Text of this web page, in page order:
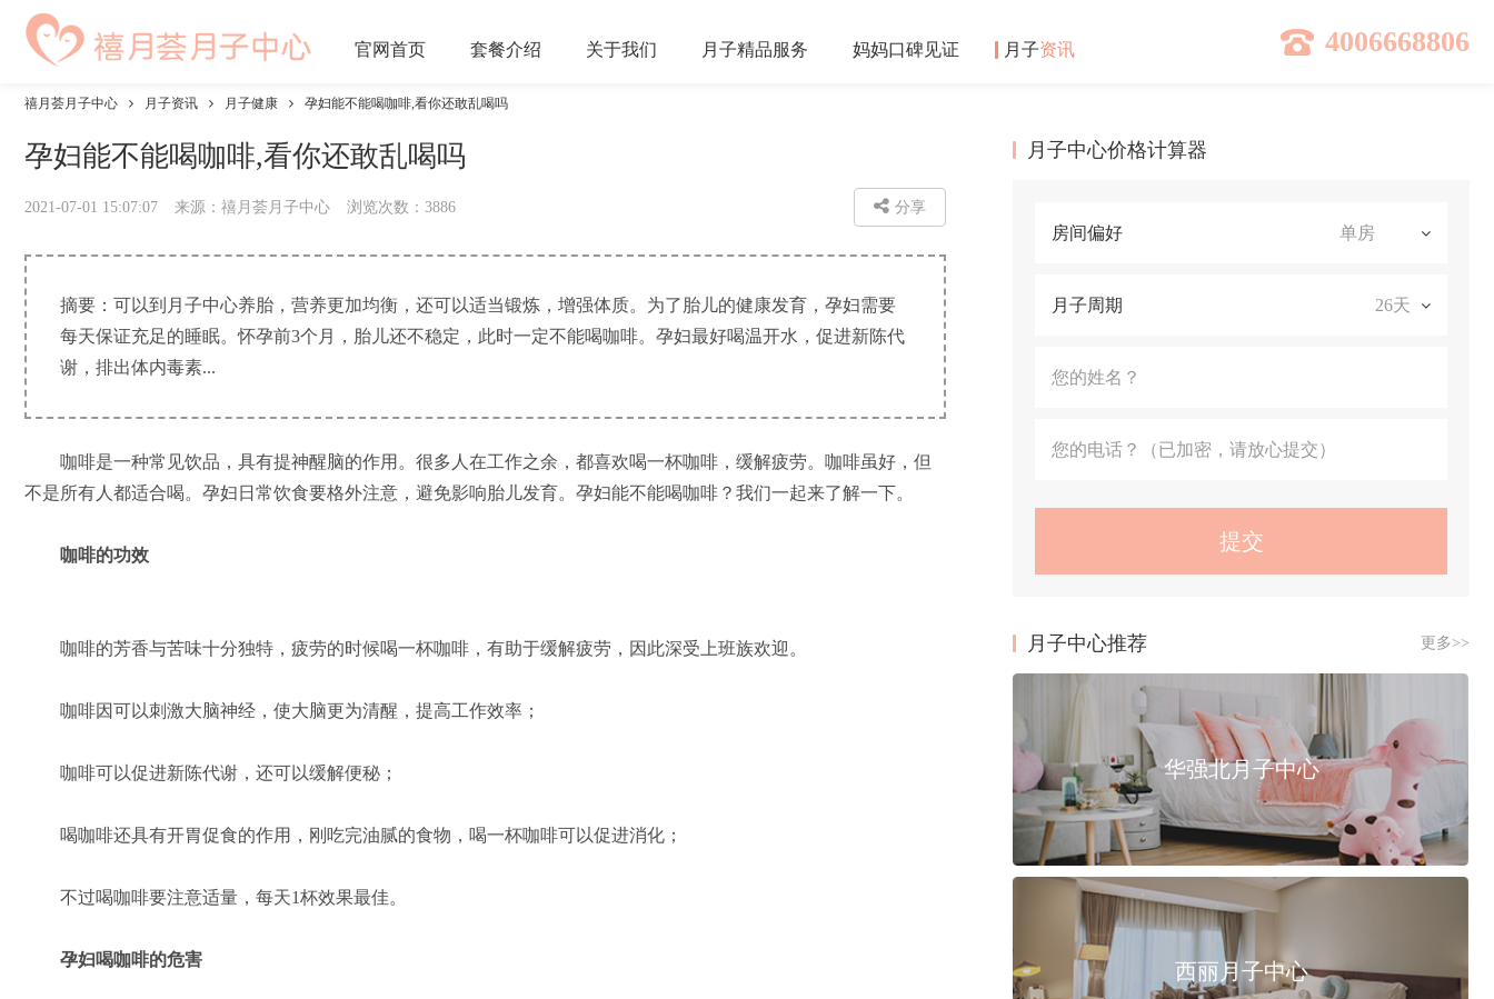
官网首页 套餐介绍 关于我们 月子精品服务 妈妈口碑见证 月子资讯 4006668806
禧月荟月子中心 月子资讯 月子健康 孕妇能不能喝咖啡,看你还敢乱喝吗
孕妇能不能喝咖啡,看你还敢乱喝吗
2021-07-01 15:07:07 来源：禧月荟月子中心 浏览次数： 3886 分享
摘要：可以到月子中心养胎，营养更加均衡，还可以适当锻炼，增强体质。为了胎儿的健康发育，孕妇需要
每天保证充足的睡眠。怀孕前3个月，胎儿还不稳定，此时一定不能喝咖啡。孕妇最好喝温开水，促进新陈代
谢，排出体内毒素...
咖啡是一种常见饮品，具有提神醒脑的作用。很多人在工作之余，都喜欢喝一杯咖啡，缓解疲劳。咖啡虽好，但
不是所有人都适合喝。孕妇日常饮食要格外注意，避免影响胎儿发育。孕妇能不能喝咖啡？我们一起来了解一下。
咖啡的功效
咖啡的芳香与苦味十分独特，疲劳的时候喝一杯咖啡，有助于缓解疲劳，因此深受上班族欢迎。
咖啡因可以刺激大脑神经，使大脑更为清醒，提高工作效率；
咖啡可以促进新陈代谢，还可以缓解便秘；
喝咖啡还具有开胃促食的作用，刚吃完油腻的食物，喝一杯咖啡可以促进消化；
不过喝咖啡要注意适量，每天1杯效果最佳。
孕妇喝咖啡的危害
月子中心价格计算器
房间偏好
月子周期
月子中心推荐 更多>>
华强北月子中心
西丽月子中心